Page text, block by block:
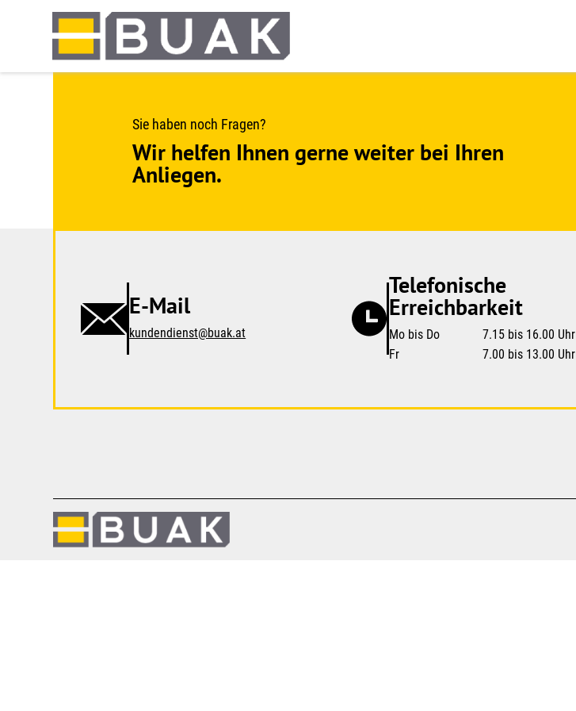
Sie haben noch Fragen?
Wir helfen Ihnen gerne weiter bei Ihren
Anliegen.
E-Mail
kundendienst@buak.at
Telefonische
Erreichbarkeit
Mo bis Do
7.15 bis 16.00 Uhr
Fr
7.00 bis 13.00 Uhr